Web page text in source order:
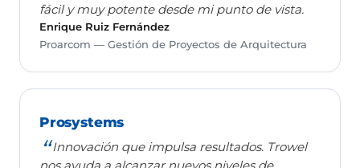
fácil y muy potente desde mi punto de vista.
Enrique Ruiz Fernández
Proarcom — Gestión de Proyectos de Arquitectura
Prosystems
Innovación que impulsa resultados. Trowel
nos ayuda a alcanzar nuevos niveles de